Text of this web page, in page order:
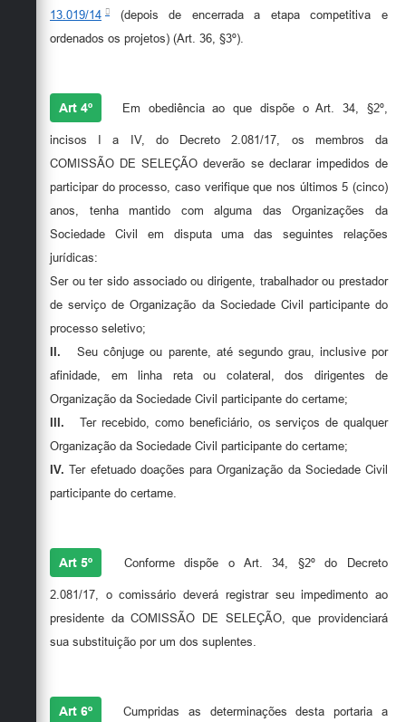
13.019/14
(depois de encerrada a etapa competitiva e
ordenados os projetos) (Art. 36, §3º).
Art 4º Em obediência ao que dispõe o Art. 34, §2º,
incisos I a IV, do Decreto 2.081/17, os membros da
COMISSÃO DE SELEÇÃO deverão se declarar impedidos de
participar do processo, caso verifique que nos últimos 5 (cinco)
anos, tenha mantido com alguma das Organizações da
Sociedade Civil em disputa uma das seguintes relações
jurídicas:
Ser ou ter sido associado ou dirigente, trabalhador ou prestador
de serviço de Organização da Sociedade Civil participante do
processo seletivo;
II.
Seu cônjuge ou parente, até segundo grau, inclusive por
afinidade, em linha reta ou colateral, dos dirigentes de
Organização da Sociedade Civil participante do certame;
III. Ter recebido, como beneficiário, os serviços de qualquer
Organização da Sociedade Civil participante do certame;
IV. Ter efetuado doações para Organização da Sociedade Civil
participante do certame.
Art 5º Conforme dispõe o Art. 34, §2º do Decreto
2.081/17, o comissário deverá registrar seu impedimento ao
presidente da COMISSÃO DE SELEÇÃO, que providenciará
sua substituição por um dos suplentes.
Art 6º Cumpridas as determinações desta portaria a